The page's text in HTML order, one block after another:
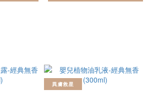
異膚救星